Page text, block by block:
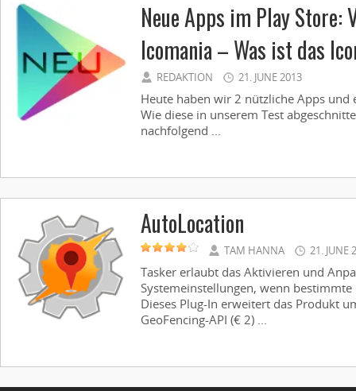
Neue Apps im Play Store:
Icomania – Was ist das
REDAKTION 21. JUNE 2013
Heute haben wir 2 nützliche Apps und
Wie diese in unserem Test
nachfolgend ...
AutoLocation
TAM HANNA 21. JUNE
Tasker erlaubt das Aktivieren und
Systemeinstellungen, wenn
Dieses Plug-In erweitert das Produkt
GeoFencing-API (€ 2) ...